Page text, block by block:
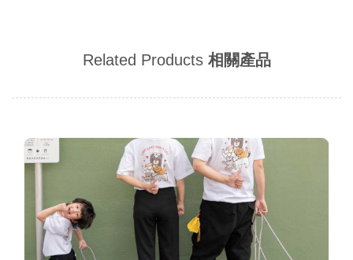
Related Products 相關產品